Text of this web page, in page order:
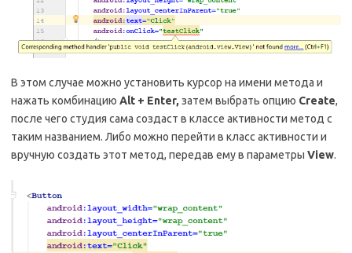
В этом случае можно установить курсор на имени метода и
нажать комбинацию Alt + Enter, затем выбрать опцию Create,
после чего студия сама создаст в классе активности метод с
таким названием. Либо можно перейти в класс активности и
вручную создать этот метод, передав ему в параметры View.